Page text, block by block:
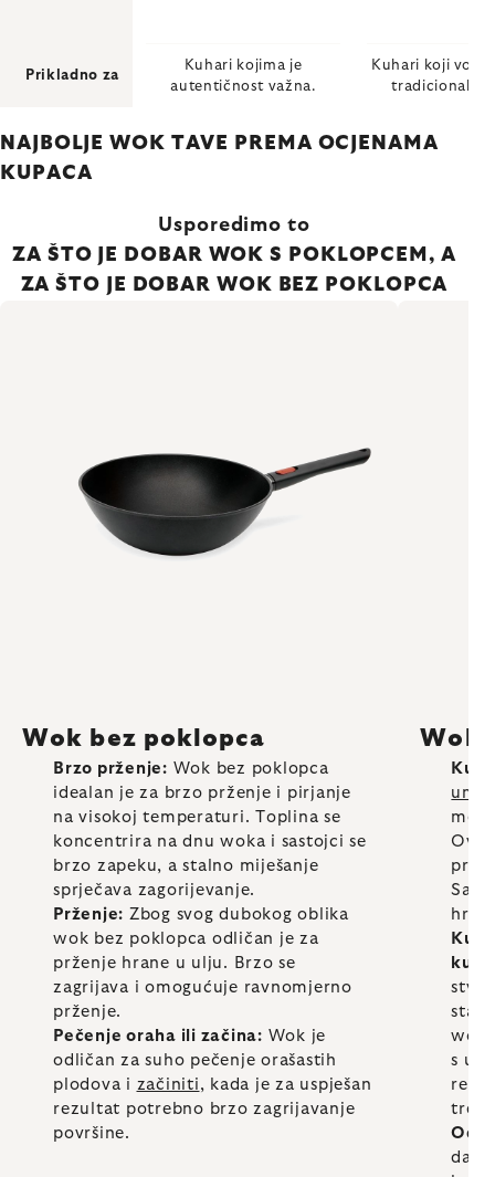
Prikladno za
Kuhari kojima je
autentičnost važna.
Kuhari koji vole
tradicionalan
NAJBOLJE WOK TAVE PREMA OCJENAMA
KUPACA
Usporedimo to
ZA ŠTO JE DOBAR WOK S POKLOPCEM, A
ZA ŠTO JE DOBAR WOK BEZ POKLOPCA
Wok bez poklopca
Brzo prženje: Wok bez poklopca
idealan je za brzo prženje i pirjanje
na visokoj temperaturi. Toplina se
koncentrira na dnu woka i sastojci se
brzo zapeku, a stalno miješanje
sprječava zagorijevanje.
Prženje: Zbog svog dubokog oblika
wok bez poklopca odličan je za
prženje hrane u ulju. Brzo se
zagrijava i omogućuje ravnomjerno
prženje.
Pečenje oraha ili začina: Wok je
odličan za suho pečenje orašastih
plodova i začiniti , kada je za uspješan
rezultat potrebno brzo zagrijavanje
površine.
Wok
Ovo
s
da